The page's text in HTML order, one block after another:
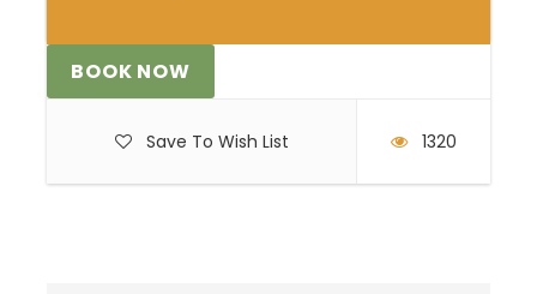
BOOK NOW
Save To Wish List 1320
Broj osoba: 4-40
Trajanje:2 – 2,5 sata s uključenim pauzama za
kupanje i odmor
Težina aktivnosti:lagano do srednje zahtjevno